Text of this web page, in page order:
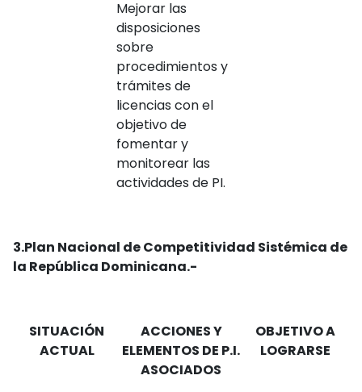
Mejorar las
disposiciones
sobre
procedimientos y
trámites de
licencias con el
objetivo de
fomentar y
monitorear las
actividades de PI.
3.Plan Nacional de Competitividad Sistémica de
la República Dominicana.-
SITUACIÓN
ACTUAL
ACCIONES Y
ELEMENTOS DE P.I.
ASOCIADOS
OBJETIVO A
LOGRARSE